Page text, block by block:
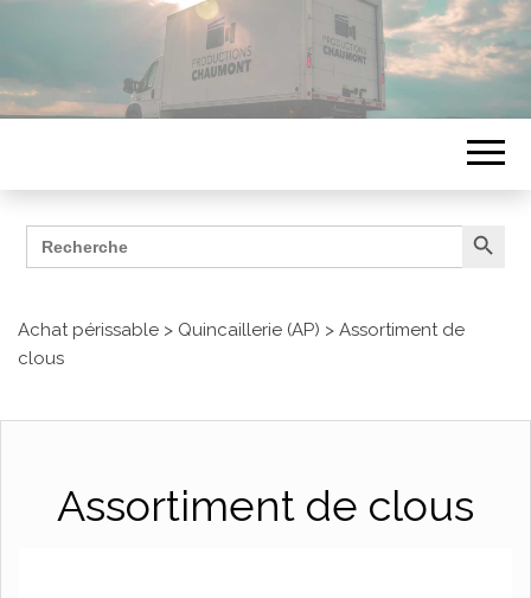
ÉQUIPEMENTS
Search
for:
Search Button
Achat périssable > Quincaillerie (AP) > Assortiment de
clous
Assortiment de clous